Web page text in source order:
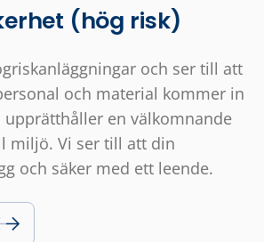
(hög risk)
och ser till att
och material kommer in
en välkomnande
miljö. Vi ser till att din
och säker med ett leende.